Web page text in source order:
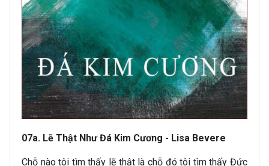
07a. Lẽ Thật Như Đá Kim Cương - Lisa Bevere
Chỗ nào tôi tìm thấy lẽ thật là chỗ đó tôi tìm thấy Đức